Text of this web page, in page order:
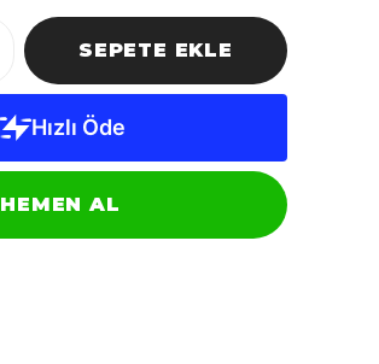
SEPETE EKLE
HEMEN AL